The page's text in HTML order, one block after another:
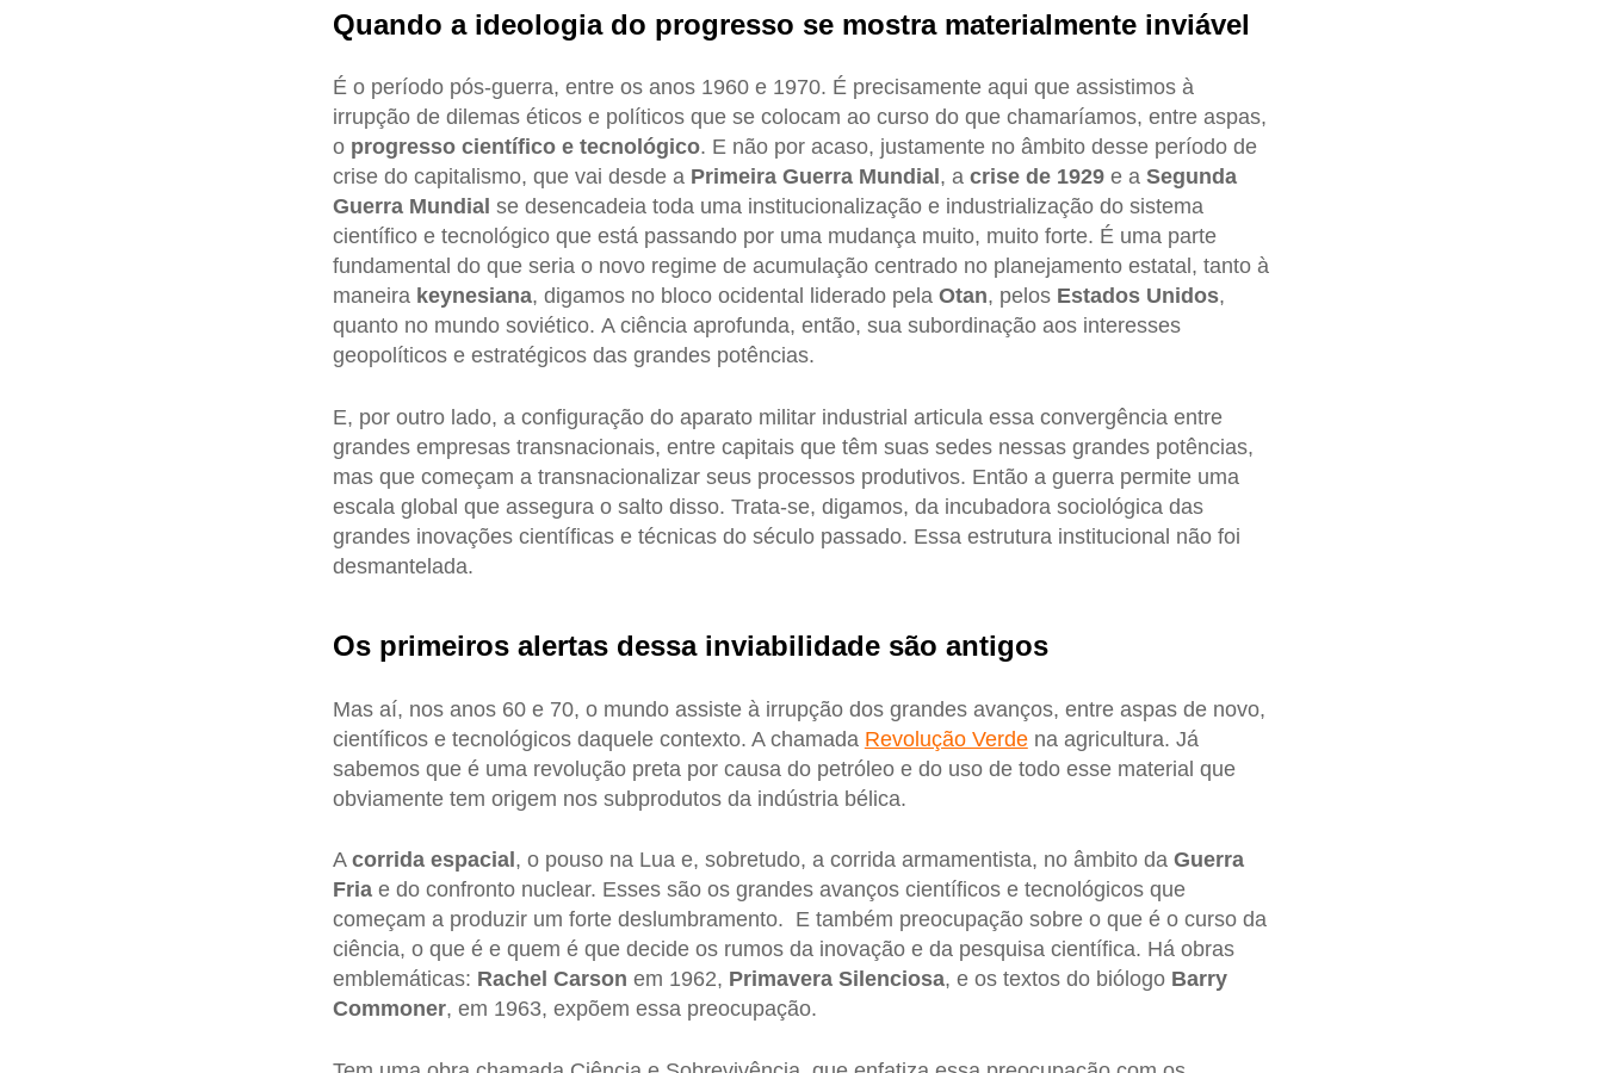
Quando a ideologia do progresso se mostra materialmente inviável
É o período pós-guerra, entre os anos 1960 e 1970. É precisamente aqui que assistimos à
irrupção de dilemas éticos e políticos que se colocam ao curso do que chamaríamos, entre aspas,
o progresso científico e tecnológico. E não por acaso, justamente no âmbito desse período de
crise do capitalismo, que vai desde a Primeira Guerra Mundial , a crise de 1929e a Segunda
Guerra Mundial se desencadeia toda uma institucionalização e industrialização do sistema
científico e tecnológico que está passando por uma mudança muito, muito forte. É uma parte
fundamental do que seria o novo regime de acumulação centrado no planejamento estatal, tanto à
maneira keynesiana, digamos no bloco ocidental liderado pela Otan, pelos Estados Unidos,
quanto no mundo soviético. A ciência aprofunda, então, sua subordinação aos interesses
geopolíticos e estratégicos das grandes potências.
E, por outro lado, a configuração do aparato militar industrial articula essa convergência entre
grandes empresas transnacionais, entre capitais que têm suas sedes nessas grandes potências,
mas que começam a transnacionalizar seus processos produtivos. Então a guerra permite uma
escala global que assegura o salto disso. Trata-se, digamos, da incubadora sociológica das
grandes inovações científicas e técnicas do século passado. Essa estrutura institucional não foi
desmantelada.
Os primeiros alertas dessa inviabilidade são antigos
Mas aí, nos anos 60 e 70, o mundo assiste à irrupção dos grandes avanços, entre aspas de novo,
científicos e tecnológicos daquele contexto. A chamada Revolução Verdena agricultura. Já
sabemos que é uma revolução preta por causa do petróleo e do uso de todo esse material que
obviamente tem origem nos subprodutos da indústria bélica.
A corrida espacial , o pouso na Lua e, sobretudo, a corrida armamentista, no âmbito da Guerra
Friae do confronto nuclear. Esses são os grandes avanços científicos e tecnológicos que
começam a produzir um forte deslumbramento. E também preocupação sobre o que é o curso da
ciência, o que é e quem é que decide os rumos da inovação e da pesquisa científica. Há obras
emblemáticas: Rachel Carson em 1962, Primavera Silenciosa, e os textos do biólogo Barry
Commoner, em 1963, expõem essa preocupação.